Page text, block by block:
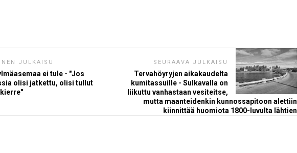
JULKAISU
ei tule - "Jos
olisi jatkettu, olisi tullut
SEURAAVA JULKAISU
Tervahöyryjen aikakaudelta
kumitassuille - Sulkavalla on
liikuttu vanhastaan vesiteitse,
mutta maanteidenkin kunnossapitoon alettiin
kiinnittää huomiota 1800-luvulta lähtien